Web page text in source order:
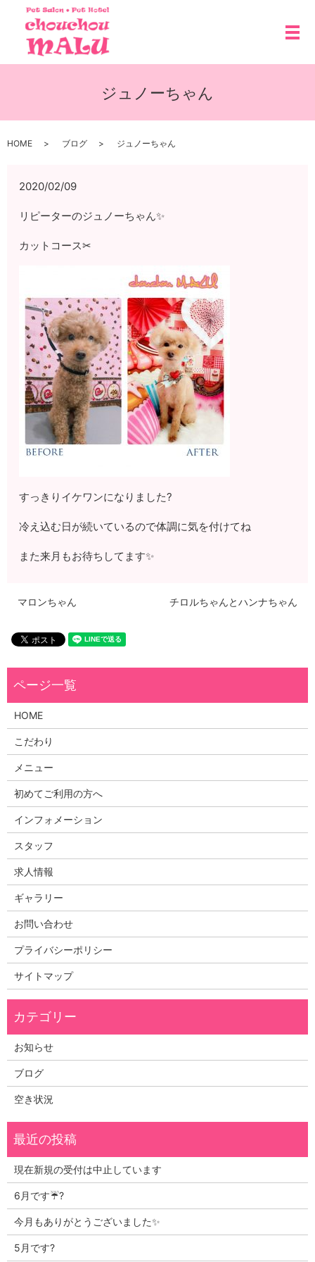
メ
ジュノーちゃん
HOME ブログ ジュノーちゃん
2020/02/09
リピーターのジュノーちゃん✨
カットコース✂
すっきりイケワンになりました?
冷え込む日が続いているので体調に気を付けてね
また来月もお待ちしてます✨
マロンちゃん チロルちゃんとハンナちゃん
HOME
こだわり
メニュー
初めてご利用の方へ
インフォメーション
スタッフ
求人情報
ギャラリー
お問い合わせ
プライバシーポリシー
サイトマップ
お知らせ
ブログ
空き状況
現在新規の受付は中止しています
6月です☔?
今月もありがとうございました✨
5月です?